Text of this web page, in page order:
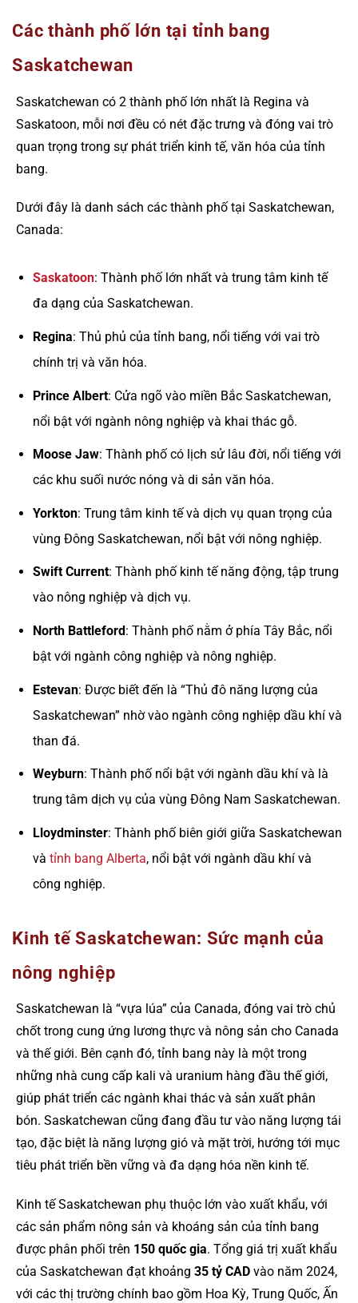
Các thành phố lớn tại tỉnh bang
Saskatchewan
Saskatchewan có 2 thành phố lớn nhất là Regina và
Saskatoon, mỗi nơi đều có nét đặc trưng và đóng vai trò
quan trọng trong sự phát triển kinh tế, văn hóa của tỉnh
bang.
Dưới đây là danh sách các thành phố tại Saskatchewan,
Canada:
Saskatoon: Thành phố lớn nhất và trung tâm kinh tế
đa dạng của Saskatchewan.
Regina: Thủ phủ của tỉnh bang, nổi tiếng với vai trò
chính trị và văn hóa.
Prince Albert: Cửa ngõ vào miền Bắc Saskatchewan,
nổi bật với ngành nông nghiệp và khai thác gỗ.
Moose Jaw: Thành phố có lịch sử lâu đời, nổi tiếng với
các khu suối nước nóng và di sản văn hóa.
Yorkton: Trung tâm kinh tế và dịch vụ quan trọng của
vùng Đông Saskatchewan, nổi bật với nông nghiệp.
Swift Current: Thành phố kinh tế năng động, tập trung
vào nông nghiệp và dịch vụ.
North Battleford: Thành phố nằm ở phía Tây Bắc, nổi
bật với ngành công nghiệp và nông nghiệp.
Estevan: Được biết đến là “Thủ đô năng lượng của
Saskatchewan” nhờ vào ngành công nghiệp dầu khí và
than đá.
Weyburn: Thành phố nổi bật với ngành dầu khí và là
trung tâm dịch vụ của vùng Đông Nam Saskatchewan.
Lloydminster: Thành phố biên giới giữa Saskatchewan
và tỉnh bang Alberta, nổi bật với ngành dầu khí và
công nghiệp.
Kinh tế Saskatchewan: Sức mạnh của
nông nghiệp
Saskatchewan là “vựa lúa” của Canada, đóng vai trò chủ
chốt trong cung ứng lương thực và nông sản cho Canada
và thế giới. Bên cạnh đó, tỉnh bang này là một trong
những nhà cung cấp kali và uranium hàng đầu thế giới,
giúp phát triển các ngành khai thác và sản xuất phân
bón. Saskatchewan cũng đang đầu tư vào năng lượng tái
tạo, đặc biệt là năng lượng gió và mặt trời, hướng tới mục
tiêu phát triển bền vững và đa dạng hóa nền kinh tế.
Kinh tế Saskatchewan phụ thuộc lớn vào xuất khẩu, với
các sản phẩm nông sản và khoáng sản của tỉnh bang
được phân phối trên 150 quốc gia. Tổng giá trị xuất khẩu
của Saskatchewan đạt khoảng 35 tỷ CAD vào năm 2024,
với các thị trường chính bao gồm Hoa Kỳ, Trung Quốc, Ấn